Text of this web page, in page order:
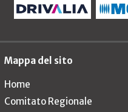
Mappa del sito
Home
Comitato Regionale